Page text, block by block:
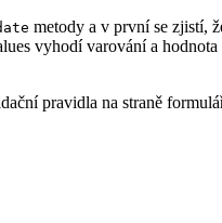
metody a v první se zjistí,
vyhodí varování a hodnota
pravidla na straně